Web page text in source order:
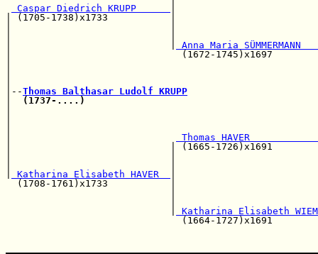
Caspar Diedrich KRUPP
| (1705-1738)x1733           |
Anna Maria
|                              (1672-
|--Thomas Balthasar Ludolf KRUPP
(1737-....)
Thomas
|                            | (1665-
Katharina Elisabeth HAVER
(1708-1761)x1733           |
Katharina Elisabeth
(1664-